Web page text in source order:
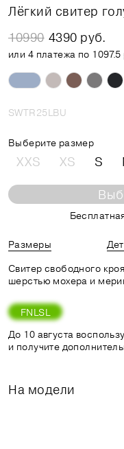
Лёгкий свитер
10990 4390 руб.
или 4 платежа по 1097.5
SWTR25LBU
Выберите размер
XXS XS S
Размеры
Свитер свободного
шерстью мохера и
FNLSL
До 10 августа
и получите
На модели